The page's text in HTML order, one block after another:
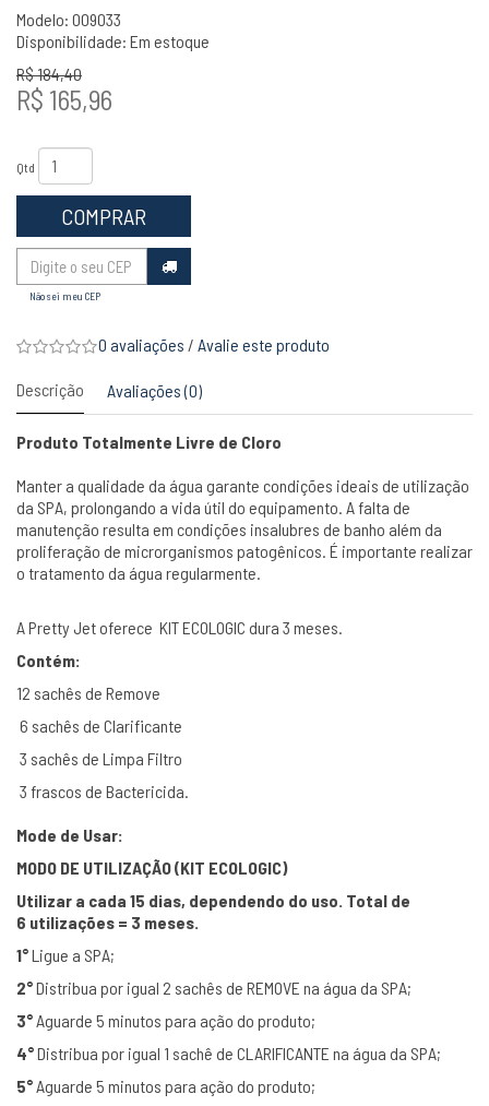
Modelo: 009033
Disponibilidade: Em estoque
R$ 184,40
R$ 165,96
Qtd
COMPRAR
Não sei meu CEP
0 avaliações / Avalie este produto
Descrição Avaliações (0)
Produto Totalmente Livre de Cloro
Manter a qualidade da água garante condições ideais de utilização
da SPA, prolongando a vida útil do equipamento. A falta de
manutenção resulta em condições insalubres de banho além da
proliferação de microrganismos patogênicos. É importante realizar
o tratamento da água regularmente.
A Pretty Jet oferece KIT ECOLOGIC dura 3 meses.
Contém:
12 sachês de Remove
6 sachês de Clarificante
3 sachês de Limpa Filtro
3 frascos de Bactericida.
Mode de Usar:
MODO DE UTILIZAÇÃO (KIT ECOLOGIC)
Utilizar a cada 15 dias, dependendo do uso. Total de
6 utilizações = 3 meses.
1°Ligue a SPA;
2°Distribua por igual 2 sachês de REMOVE na água da SPA;
3°Aguarde 5 minutos para ação do produto;
4°Distribua por igual 1 sachê de CLARIFICANTE na água da SPA;
5°Aguarde 5 minutos para ação do produto;